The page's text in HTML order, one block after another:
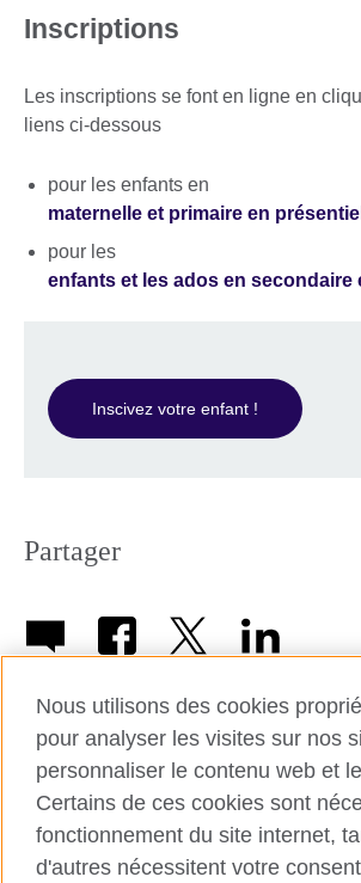
Inscriptions
Les inscriptions se font en ligne en
liens ci-dessous
pour les enfants en
maternelle et primaire en présentiel
pour les
enfants et les ados en secondaire
Inscivez votre enfant !
Partager
British Council in France société par actions
unipersonnelle est une filiale du British
internationale britannique dédiée aux
Nous utilisons des cookies
pour analyser les visites sur nos
personnaliser le contenu web et
Certains de ces cookies sont
fonctionnement du site internet,
d'autres nécessitent votre